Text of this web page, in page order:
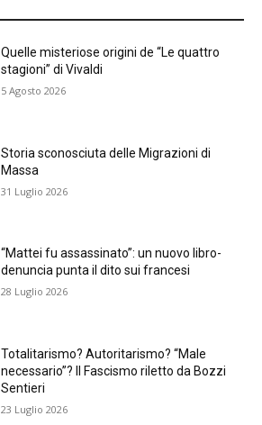
Quelle misteriose origini de “Le quattro
stagioni” di Vivaldi
5 Agosto 2026
Storia sconosciuta delle Migrazioni di
Massa
31 Luglio 2026
“Mattei fu assassinato”: un nuovo libro-
denuncia punta il dito sui francesi
28 Luglio 2026
Totalitarismo? Autoritarismo? “Male
necessario”? Il Fascismo riletto da Bozzi
Sentieri
23 Luglio 2026